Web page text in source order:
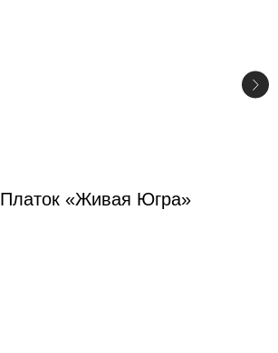
Платок «Живая Югра»